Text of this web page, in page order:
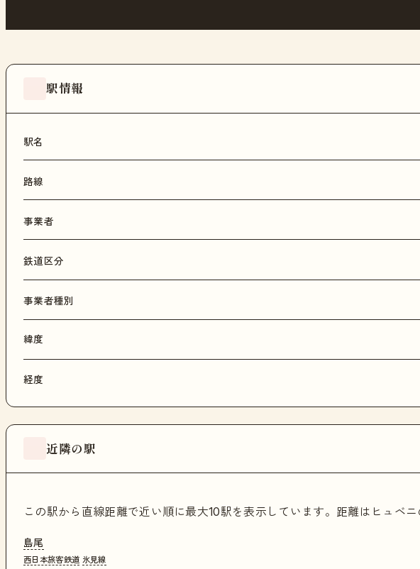
駅情報
駅名
路線
事業者
鉄道区分
事業者種別
緯度
経度
近隣の駅
この駅から直線距離で近い順に最大10駅を表示しています。距離はヒュベ
島尾
西日本旅客鉄道 氷見線